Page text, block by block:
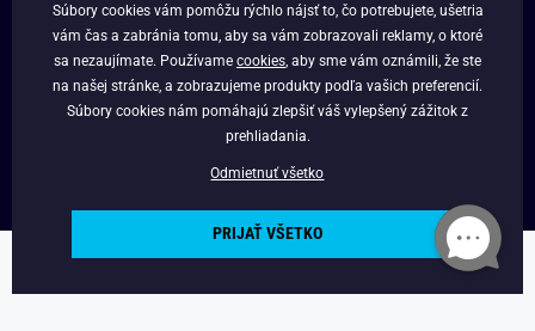
O NÁS
VERNOSTNÝ PROGRAM
BLOG
Copyright © 2025 - Budchlap.sk Všetky práva vyhradené. webdesign ©
Súbory cookies vám pomôžu rýchlo nájsť to, čo potrebujete, ušetria
vám čas a zabránia tomu, aby sa vám zobrazovali reklamy, o ktoré
sa nezaujímate. Používame cookies , aby sme vám oznámili, že ste
na našej stránke, a zobrazujeme produkty podľa vašich preferencií.
Súbory cookies nám pomáhajú zlepšiť váš vylepšený zážitok z
prehliadania.
Odmietnuť všetko
PRIJAŤ VŠETKO